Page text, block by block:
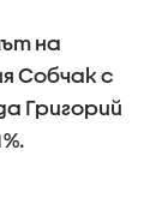
на
Собчак с
Григорий